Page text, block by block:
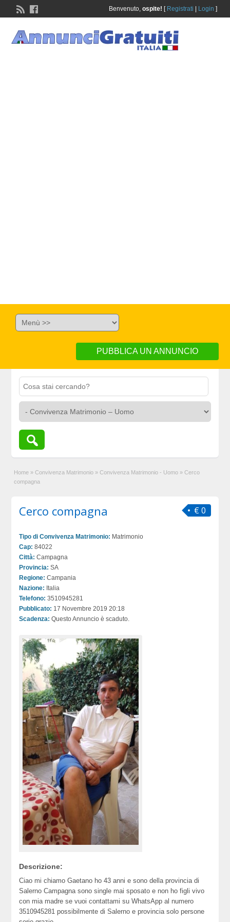
Benvenuto, ospite! [ Registrati Login ]
PUBBLICA UN ANNUNCIO
Home » Convivenza Matrimonio » Convivenza Matrimonio - Uomo » Cerco
compagna
€ 0
Cerco compagna
Tipo di Convivenza Matrimonio: Matrimonio
Cap: 84022
Città: Campagna
Provincia: SA
Regione: Campania
Nazione: Italia
Telefono: 3510945281
Pubblicato: 17 Novembre 2019 20:18
Scadenza: Questo Annuncio è scaduto.
Descrizione:
Ciao mi chiamo Gaetano ho 43 anni e sono della provincia di
Salerno Campagna sono single mai sposato e non ho figli vivo
con mia madre se vuoi contattami su WhatsApp al numero
3510945281 possibilmente di Salerno e provincia solo persone